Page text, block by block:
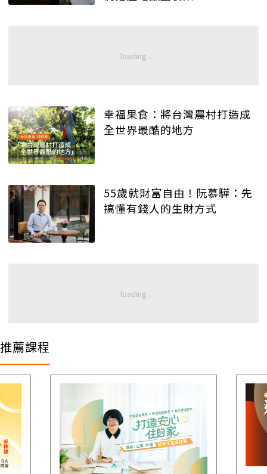
幸福果食：將台灣農村打造成
全世界最酷的地方
55歲就財富自由！阮慕驊：先
搞懂有錢人的生財方式
推薦課程